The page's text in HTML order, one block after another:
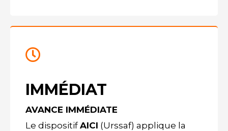
IMMÉDIAT
AVANCE IMMÉDIATE
Le dispositifAICI (Urssaf) applique la